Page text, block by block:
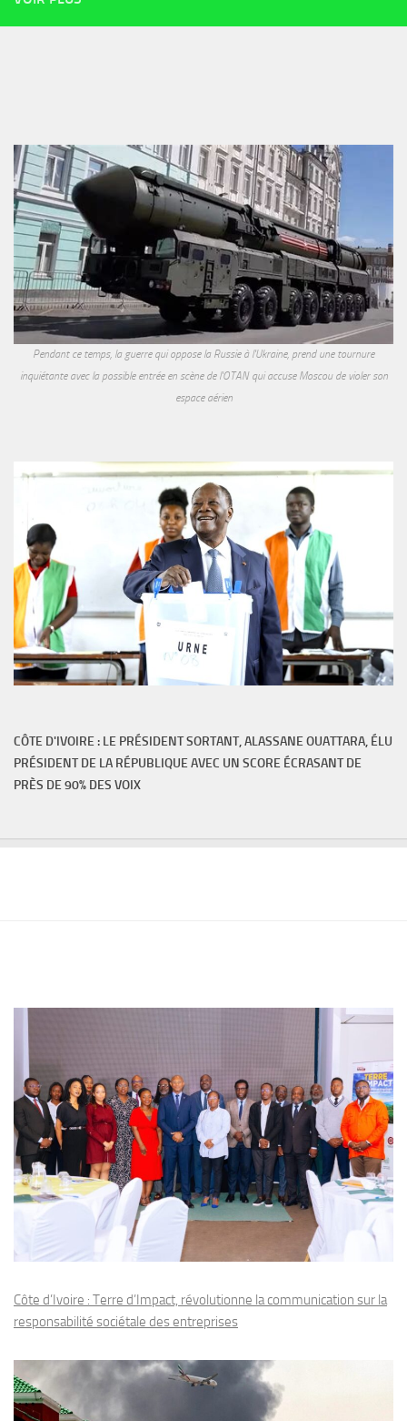
Pendant ce temps, la guerre qui oppose la Russie à l'Ukraine, prend une tournure
inquiétante avec la possible entrée en scène de l'OTAN qui accuse Moscou de violer son
espace aérien
CÔTE D'IVOIRE : LE PRÉSIDENT SORTANT, ALASSANE OUATTARA, ÉLU
PRÉSIDENT DE LA RÉPUBLIQUE AVEC UN SCORE ÉCRASANT DE
PRÈS DE 90% DES VOIX
Côte d’Ivoire : Terre d’Impact, révolutionne la communication sur la
responsabilité sociétale des entreprises